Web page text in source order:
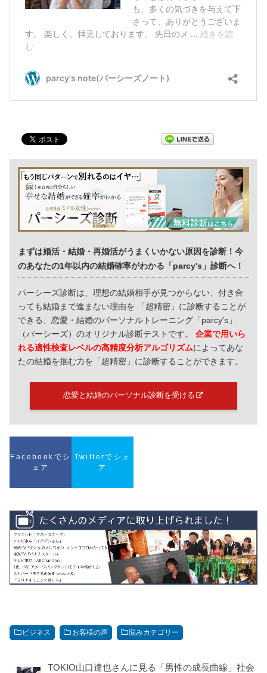
まずは婚活・結婚・再婚活がうまくいかない原因を診断！今
のあなたの1年以内の結婚確率がわかる「parcy's」診断へ！
パーシーズ診断は、理想の結婚相手が見つからない、付き合
っても結婚まで進まない理由を 「超精密」に診断することが
できる、恋愛・結婚のパーソナルトレーニング「parcy's」
（パーシーズ）のオリジナル診断テストです。企業で用いら
れる適性検査レベルの高精度分析アルゴリズムによってあな
たの結婚を掴む力を「超精密」に診断することができます。
恋愛と結婚のパーソナル診断を受ける
Facebookでシ
ェア
Twitterでシェ
ア
ビジネス お客様の声 悩みカテゴリー
TOKIO山口達也さんに見る「男性の成長曲線」社会